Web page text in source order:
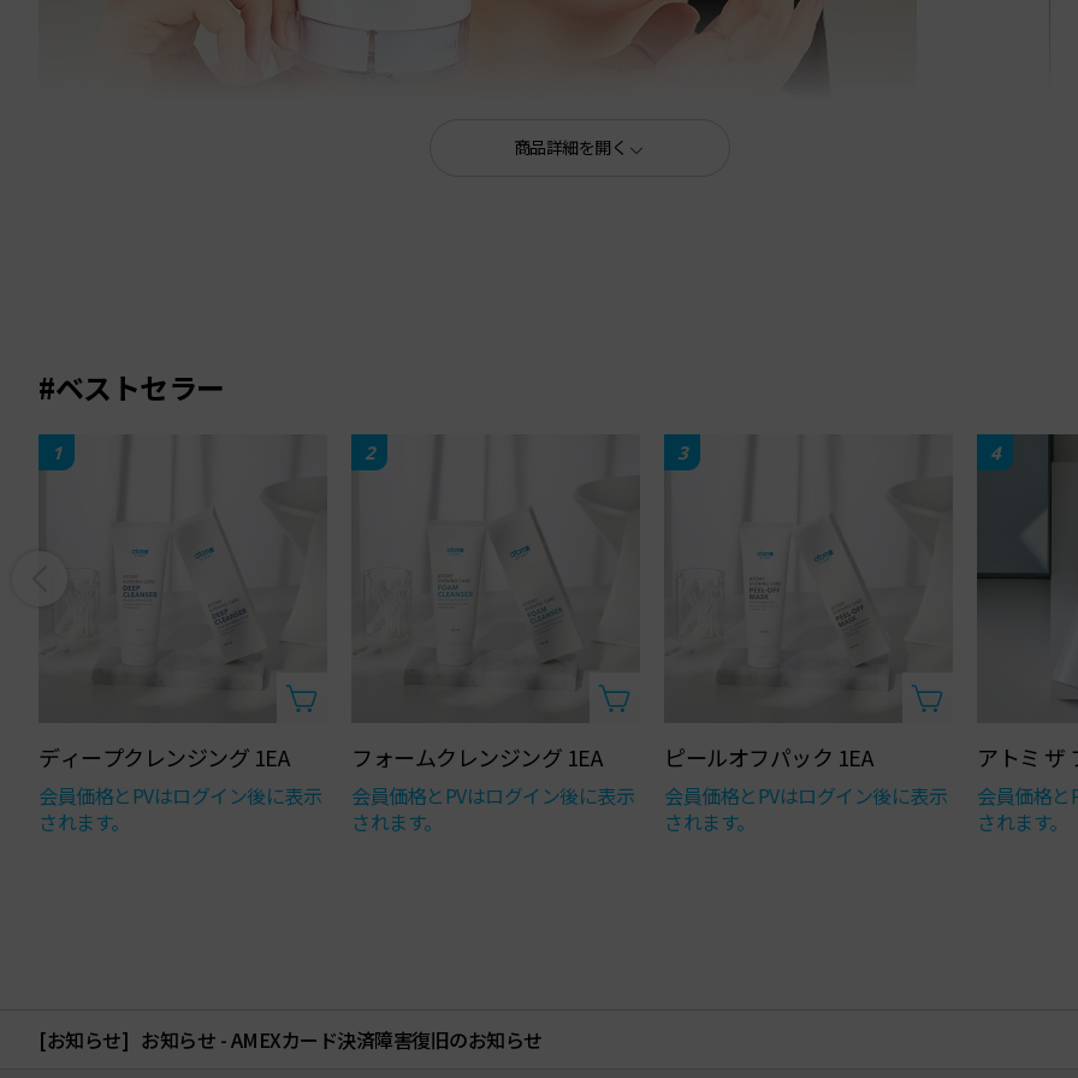
アデリカで
美しく
仕上げる
商品詳細を開く
#ベストセラー
1
ディープクレンジング 1EA
会員価格とPVはログイン後に表示
されます。
2
フォームクレンジング 1EA
会員価格とPVはログイン後に表示
されます。
3
ピールオフパック 1EA
会員価格とPVはログイン後に表示
されます。
4
アトミ ザ
会員価格と
されます。
[お知らせ] お知らせ - AMEXカード決済障害復旧のお知らせ